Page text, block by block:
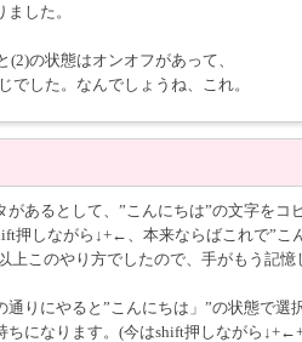
した。
の状態はオンオフがあって、
でした。なんでしょうね、これ。
あるとして、”こんにちは”の文字をコ
押しながら↓+←、本来ならばこれで”こ
上このやり方でしたので、手がもう記憶
りにやると”こんにちは」”の状態で選
ちになります。(今はshift押しながら